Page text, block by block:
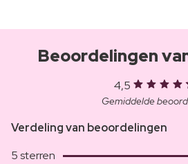
Beoordelingen
4,5
Gemiddelde
Verdeling van beoordelingen
5 sterren